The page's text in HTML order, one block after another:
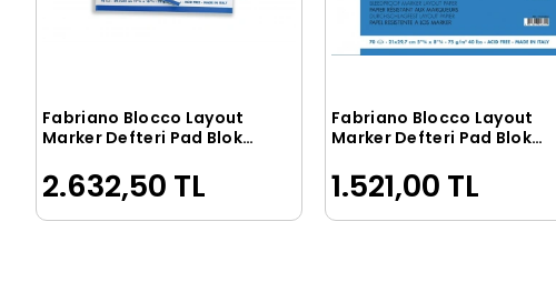
Sepete Ekle
Fabriano Blocco Layout
Marker Defteri Pad Blok
2.632,50 TL
Sepete Ekle
Fabriano Blocco Layout
Marker Defteri Pad Blok
1.521,00 TL